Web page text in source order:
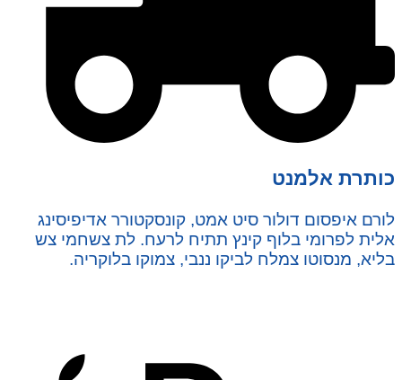
כותרת אלמנט
לורם איפסום דולור סיט אמט, קונסקטורר אדיפיסינג
אלית לפרומי בלוף קינץ תתיח לרעח. לת צשחמי צש
בליא, מנסוטו צמלח לביקו ננבי, צמוקו בלוקריה.